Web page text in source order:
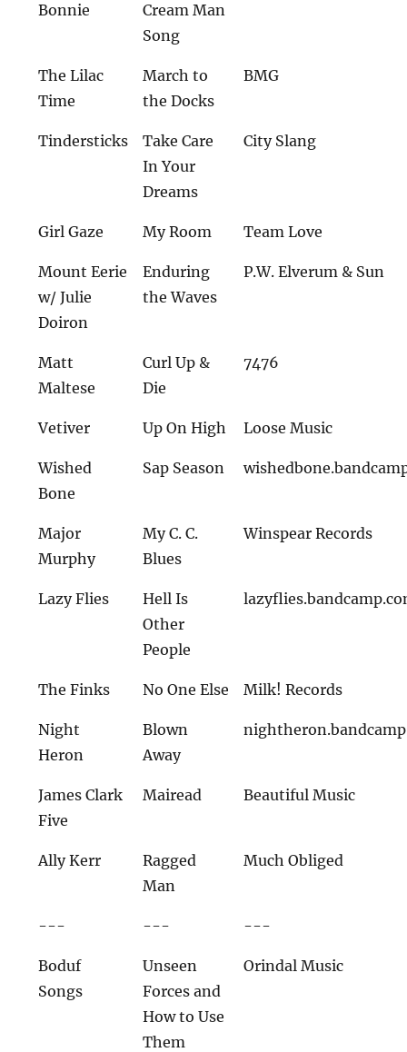
Bonnie
Cream Man
Song
The Lilac
Time
March to
the Docks
BMG
Tindersticks
Take Care
In Your
Dreams
City Slang
Girl Gaze My Room Team Love
Mount Eerie
w/ Julie
Doiron
Enduring
the Waves
P.W. Elverum & Sun
Matt
Maltese
Curl Up &
Die
7476
Vetiver Up On High Loose Music
Wished
Bone
Sap Season
Major
Murphy
My C. C.
Blues
Winspear Records
Lazy Flies
Hell Is
Other
People
The Finks No One Else Milk! Records
Night
Heron
Blown
Away
James Clark
Five
Mairead Beautiful Music
Ally Kerr
Ragged
Man
Much Obliged
--- --- ---
Boduf
Songs
Unseen
Forces and
How to Use
Them
Orindal Music